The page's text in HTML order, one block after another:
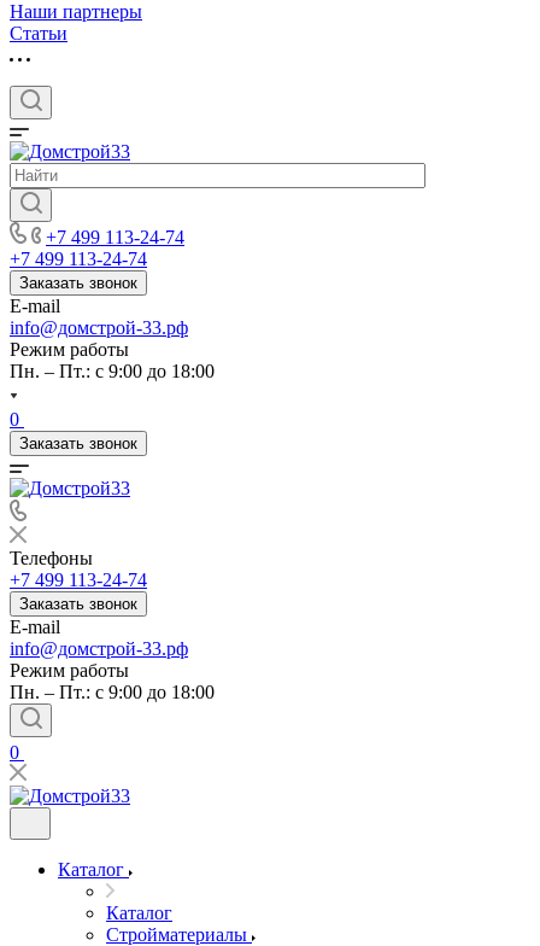
Наши партнеры
Статьи
+7 499 113-24-74
+7 499 113-24-74
Заказать звонок
E-mail
info@домстрой-33.рф
Режим работы
Пн. – Пт.: с 9:00 до 18:00
0
Заказать звонок
Телефоны
+7 499 113-24-74
Заказать звонок
E-mail
info@домстрой-33.рф
Режим работы
Пн. – Пт.: с 9:00 до 18:00
0
Каталог
Каталог
Стройматериалы